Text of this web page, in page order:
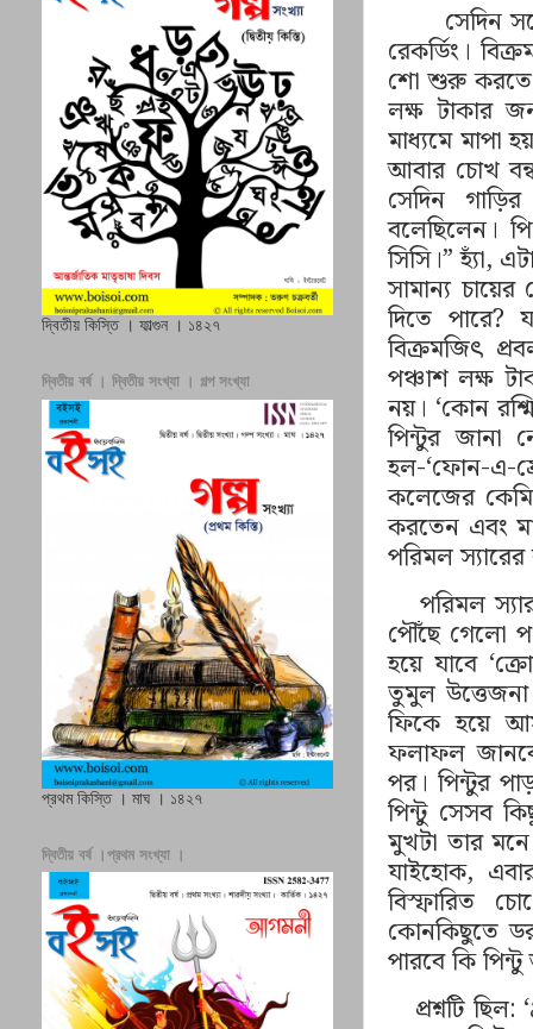
সেদিন
রেকর।
শো শুরু করতে
লক্ষ টাকার
মাধ্যমে মাপা
আবার চোখ
সেদিন
বলেছিলেন।
সিসি।”হ্যাঁ,
সামান্য
দিতে পারে?
বিক্রমজিৎ প
পঞ্চাশ লক্ষ
নয়। ‘কোন
পিন্টুর জানা
হল-‘ফোন-এ-
কলেজের
করতেন এবং
পরিমল
পরিমল
পৌঁছে গেলো
হয়ে যাবে
তুমুল
ফিকে হয়ে
ফলাফল
পর। পিন্টুর
পিন্টু সেসব
মুখটা তার
যাইহোক,
বিস্ফারিত
কোনকিছুতে
পারবে কি
প্রশ্নটি ছিল: ‘
দ্বিতীয় কিস্তি । ফাল্গুন । ১৪২৭
দ্বিতীয় বর্ষ । দ্বিতীয় সংখ্যা । গল্প সংখ্যা
প্রথম কিস্তি । মাঘ । ১৪২৭
দ্বিতীয় বর্ষ ।প্রথম সংখ্যা ।